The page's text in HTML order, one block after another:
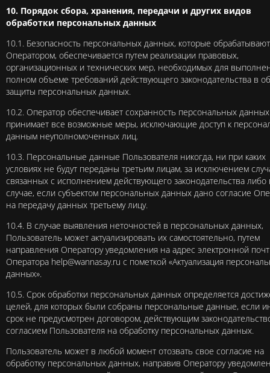
10. Порядок сбора, хранения, передачи и других видов
обработки персональных данных
10.1. Безопасность персональных данных, которые
Оператором, обеспечивается путем реализации правовых,
организационных и технических мер, необходимых для
полном объеме требований действующего законодательства в
защиты персональных данных.
10.2. Оператор обеспечивает сохранность персональных
принимает все возможные меры, исключающие доступ к
данным неуполномоченных лиц.
10.3. Персональные данные Пользователя никогда, ни при каких
условиях не будут переданы третьим лицам, за исключением
связанных с исполнением действующего законодательства либо
случае, если субъектом персональных данных дано согласие
на передачу данных третьему лицу.
10.4. В случае выявления неточностей в персональных данных,
Пользователь может актуализировать их самостоятельно, путем
направления Оператору уведомления на адрес электронной
Оператора help@wannasay.ru с пометкой «Актуализация
данных».
10.5. Срок обработки персональных данных определяется
целей, для которых были собраны персональные данные, если
срок не предусмотрен договором, действующим
согласием Пользователя на обработку персональных данных.
Пользователь может в любой момент отозвать свое согласие на
обработку персональных данных, направив Оператору